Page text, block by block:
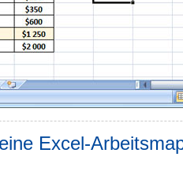
Excel-